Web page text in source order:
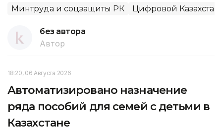
Минтруда и соцзащиты РК Цифровой Казахстан
без автора
Автор
18:20, 06 Августа 2026
Автоматизировано назначение
ряда пособий для семей с детьми в
Казахстане